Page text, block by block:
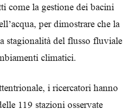
come la gestione dei bacini
per dimostrare che la
stagionalità del flusso fluviale
climatici.
i ricercatori hanno
119 stazioni osservate